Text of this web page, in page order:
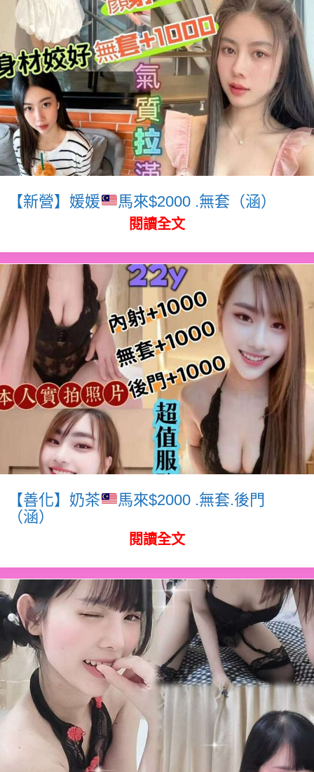
【新營】媛媛 馬來$2000 .無套（涵）
閱讀全文
【善化】奶茶
馬來$2000 .無套.後門
（涵）
閱讀全文